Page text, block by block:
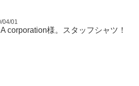
04/01
corporation様。スタッフシャツ！